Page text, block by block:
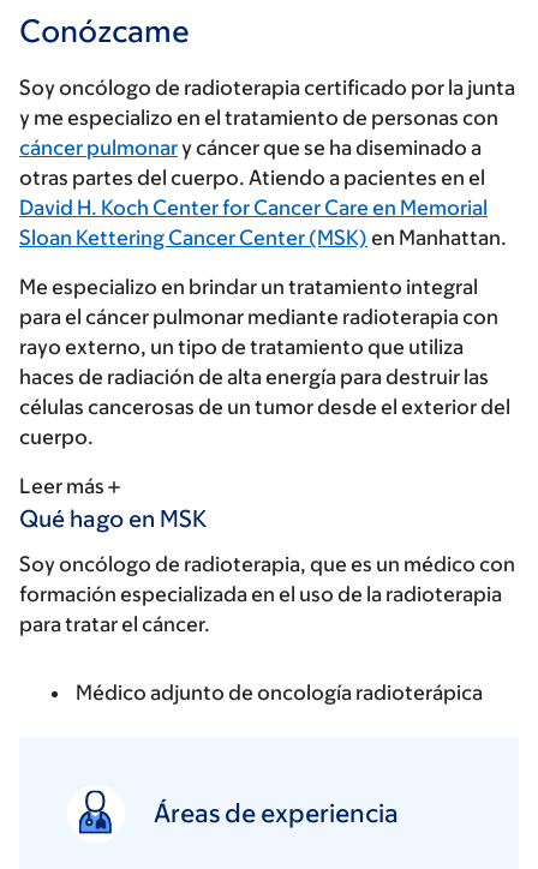
Conózcame
Soy oncólogo de radioterapia certificado por la junta
y me especializo en el tratamiento de personas con
cáncer pulmonary cáncer que se ha diseminado a
otras partes del cuerpo. Atiendo a pacientes en el
David H. Koch Center for Cancer Care en Memorial
Sloan Kettering Cancer Center (MSK) en Manhattan.
Me especializo en brindar un tratamiento integral
para el cáncer pulmonar mediante radioterapia con
rayo externo, un tipo de tratamiento que utiliza
haces de radiación de alta energía para destruir las
células cancerosas de un tumor desde el exterior del
cuerpo.
Leer más
Qué hago en MSK
Soy oncólogo de radioterapia, que es un médico con
formación especializada en el uso de la radioterapia
para tratar el cáncer.
Médico adjunto de oncología radioterápica
Áreas de experiencia